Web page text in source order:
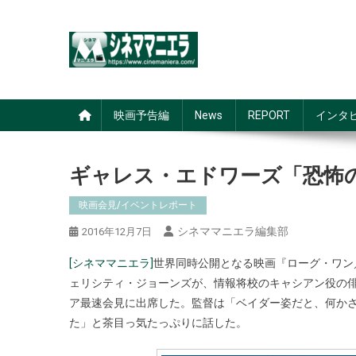
映画予告編 News REPORT インタ
ギャレス・エドワーズ「恐怖
映画会見/イベントレポート
2016年12月7日 シネママニエラ編集部
[シネママニエラ]世界同時公開となる映画『ローグ・ワ
ェリシティ・ジョーンズが、情報将校のキャシアン役
ア最速会見に出席した。監督は「ベイダー姿だと、何
た」と茶目っ気たっぷりに話した。